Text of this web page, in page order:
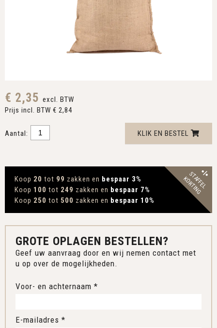
€ 2,35 excl. BTW
Prijs incl. BTW € 2,84
Aantal: KLIK EN BESTEL
Koop 20 tot 99 zakken en bespaar 3%
Koop 100 tot 249 zakken en bespaar 7%
Koop 250 tot 500 zakken en bespaar 10%
STAFFEL
KORTING
GROTE OPLAGEN BESTELLEN?
Geef uw aanvraag door en wij nemen contact met
u op over de mogelijkheden.
Voor- en achternaam *
E-mailadres *